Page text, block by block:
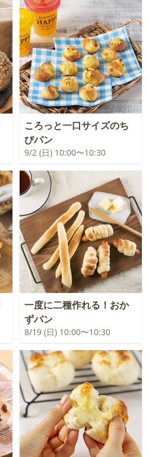
ころっと一口サイズのち
びパン
9/2 (日) 10:00〜10:30
一度に二種作れる！おか
ずパン
8/19 (日) 10:00〜10:30